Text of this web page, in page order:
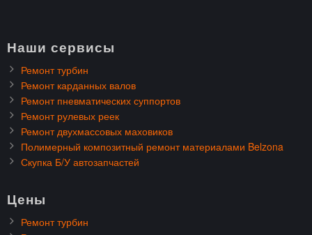
Наши сервисы
Ремонт турбин
Ремонт карданных валов
Ремонт пневматических суппортов
Ремонт рулевых реек
Ремонт двухмассовых маховиков
Полимерный композитный ремонт материалами Belzona
Скупка Б/У автозапчастей
Цены
Ремонт турбин